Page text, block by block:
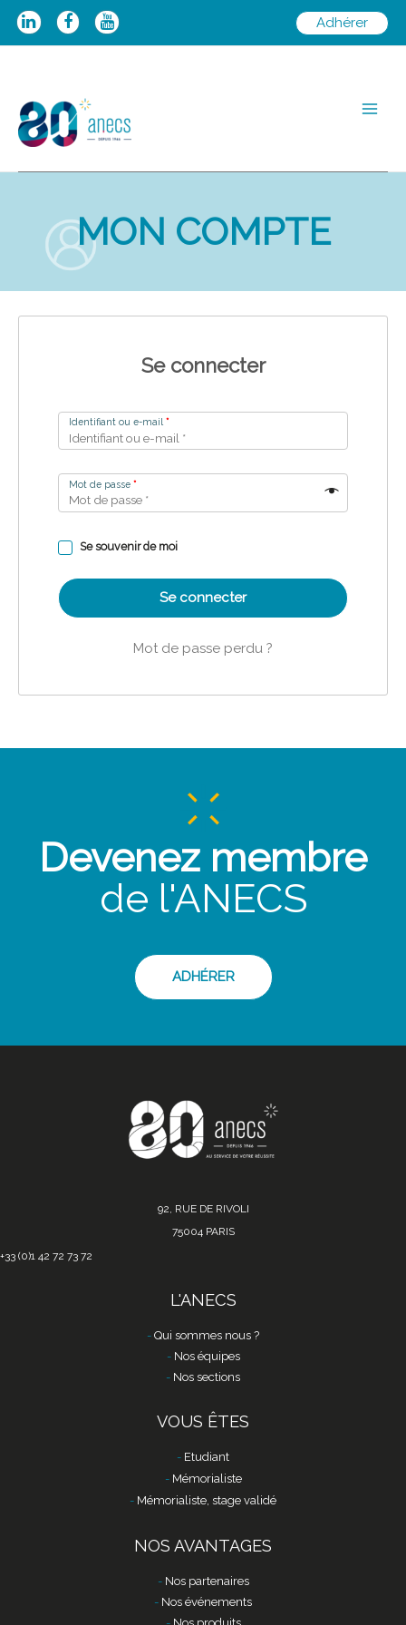
Aller
Adhérer
MON COMPTE
Se connecter
Identifiant ou e-mail *
Mot de passe *
Se souvenir de moi
Se connecter
Mot de passe perdu ?
Devenez membre
de l'ANECS
ADHÉRER
92, RUE DE RIVOLI
75004 PARIS
+33 (0)1 42 72 73 72
L'ANECS
Qui sommes nous ?
Nos équipes
Nos sections
VOUS ÊTES
Etudiant
Mémorialiste
Mémorialiste, stage validé
NOS AVANTAGES
Nos partenaires
Nos événements